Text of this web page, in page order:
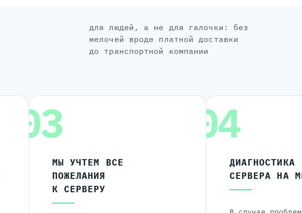
для людей, а не для галочки: без
мелочей вроде платной доставки
до транспортной компании
03
МЫ УЧТЕМ ВСЕ
ПОЖЕЛАНИЯ
К СЕРВЕРУ
04
ДИАГНОСТИКА
СЕРВЕРА НА